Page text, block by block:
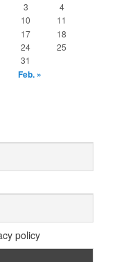
3
4
10
11
17
18
24
25
31
Feb. »
policy